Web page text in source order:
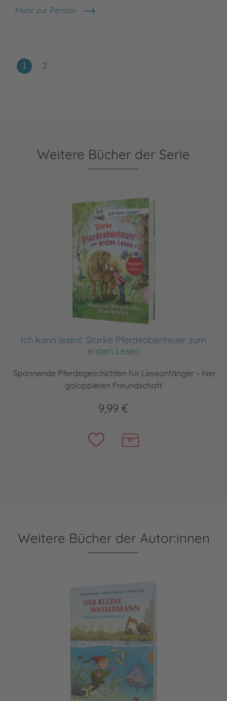
Mehr zur Person
Otfried Preußler
Weitere Bücher der Serie
Ich kann lesen!: Starke Pferdeabenteuer zum
ersten Lesen
Spannende Pferdegeschichten für Leseanfänger – hier
galoppieren Freundschaft
9,99 €
Weitere Bücher der Autor:innen
Der kleine Wassermann: Aufregung im Mühlenweiher